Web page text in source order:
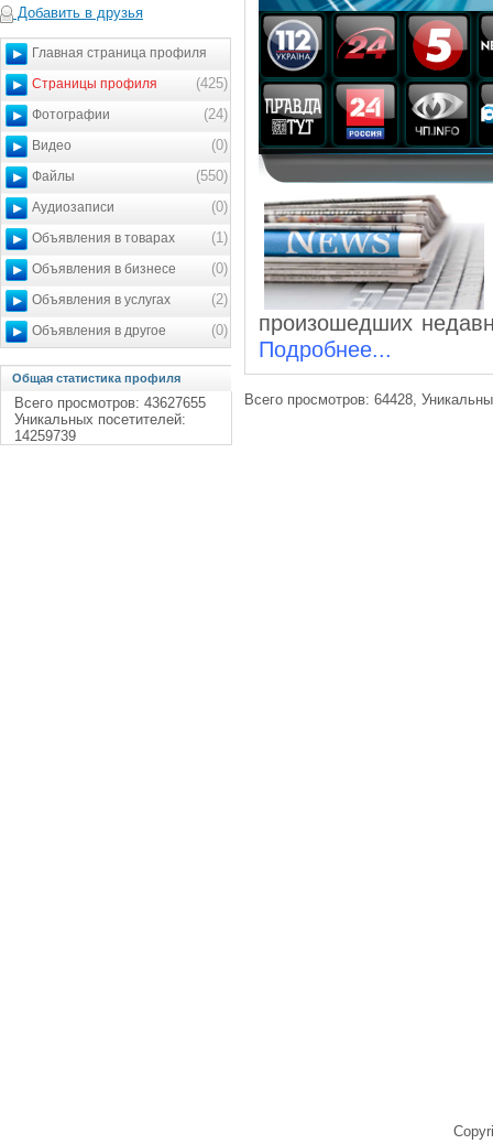
Добавить в друзья
Главная страница профиля
(425)
Страницы профиля
(24)
Фотографии
(0)
Видео
(550)
Файлы
(0)
Аудиозаписи
(1)
Объявления в товарах
(0)
Объявления в бизнесе
(2)
Объявления в услугах
(0)
Объявления в другое
Общая статистика профиля
Всего просмотров: 43627655
Уникальных посетителей:
14259739
произошедших
Подробнее...
Всего просмотров: 64428,